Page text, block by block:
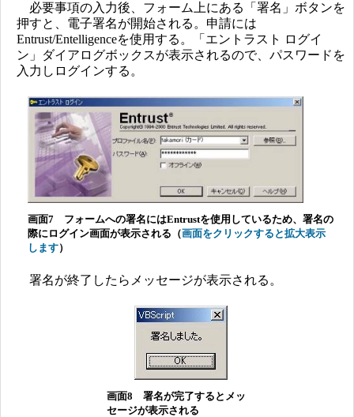
必要事項の入力後、フォーム上にある「署名」ボタンを
押すと、電子署名が開始される。申請には
Entrust/Entelligenceを使用する。「エントラスト ログイ
ン」ダイアログボックスが表示されるので、パスワードを
入力しログインする。
画面7 フォームへの署名にはEntrustを使用しているため、署名の
際にログイン画面が表示される（画面をクリックすると拡大表示
します）
署名が終了したらメッセージが表示される。
画面8 署名が完了するとメッ
セージが表示される